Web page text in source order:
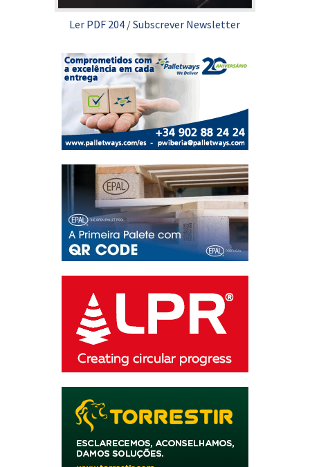
Ler PDF 204 /Subscrever Newsletter